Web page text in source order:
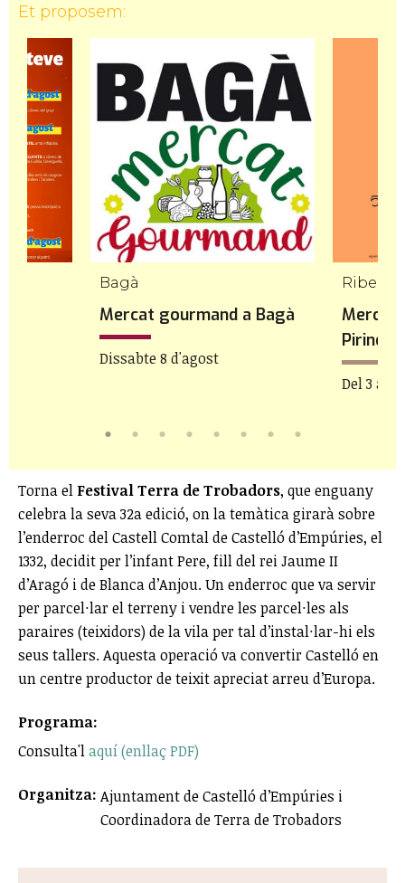
Et proposem:
Bagà
Mercat gourmand a Bagà
Dissabte 8 d'agost
Mercat
Pirineu
Del 3 a 8
Torna el Festival Terra de Trobadors, que enguany
celebra la seva 32a edició, on la temàtica girarà sobre
l’enderroc del Castell Comtal de Castelló d’Empúries, el
1332, decidit per l’infant Pere, fill del rei Jaume II
d’Aragó i de Blanca d’Anjou. Un enderroc que va servir
per parcel·lar el terreny i vendre les parcel·les als
paraires (teixidors) de la vila per tal d’instal·lar-hi els
seus tallers. Aquesta operació va convertir Castelló en
un centre productor de teixit apreciat arreu d’Europa.
Programa:
Consulta'laquí (enllaç PDF)
Organitza: Ajuntament de Castelló d’Empúries i
Coordinadora de Terra de Trobadors